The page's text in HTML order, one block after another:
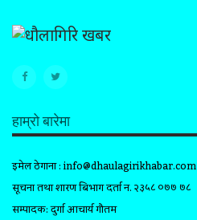
हाम्रो बारेमा
इमेल ठेगाना :info@dhaulagirikhabar.com
सूचना तथा प्रशारण बिभाग दर्ता न. २३५८ ०७७ ७८
सम्पादक: दुर्गा आचार्य गौतम